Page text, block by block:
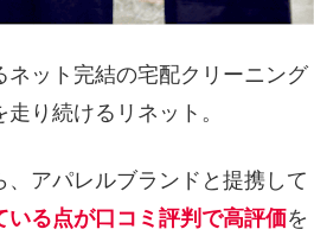
ット完結の宅配クリーニング
り続けるリネット。
アパレルブランドと提携して
る点が口コミ評判で高評価を